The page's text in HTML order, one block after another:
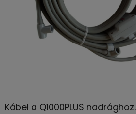
Kábel a Q1000PLUS nadrághoz.